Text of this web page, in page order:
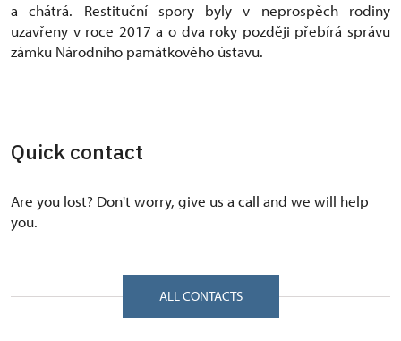
a chátrá. Restituční spory byly v neprospěch rodiny
uzavřeny v roce 2017 a o dva roky později přebírá správu
zámku Národního památkového ústavu.
Quick contact
Are you lost? Don't worry, give us a call and we will help
you.
ALL CONTACTS